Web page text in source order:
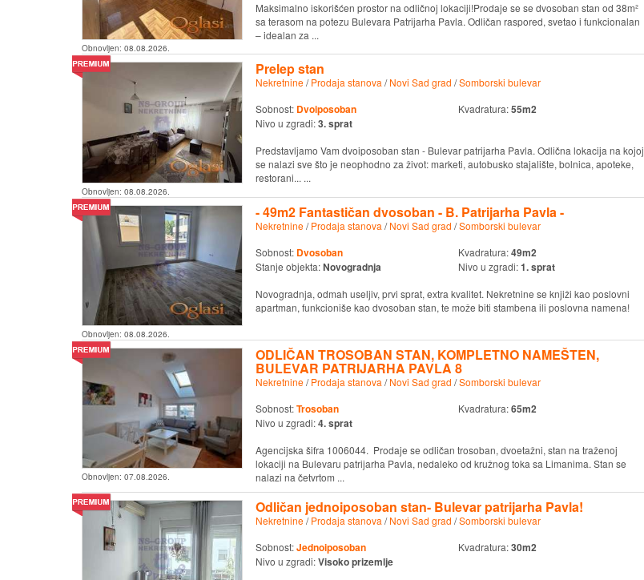
Obnovljen: 08.08.2026.
Maksimalno iskorišćen prostor na odličnoj lokaciji!Prodaje se se dvosoban stan od 38m²
sa terasom na potezu Bulevara Patrijarha Pavla. Odličan raspored, svetao i funkcionalan
– idealan za ...
Obnovljen: 08.08.2026.
Prelep stan
Nekretnine/Prodaja stanova /Novi Sad grad /Somborski bulevar
Sobnost: Dvoiposoban Kvadratura:55m2
Nivo u zgradi:3. sprat
Predstavljamo Vam dvoiposoban stan - Bulevar patrijarha Pavla. Odlična lokacija na kojoj
se nalazi sve što je neophodno za život: marketi, autobusko stajalište, bolnica, apoteke,
restorani... ...
Obnovljen: 08.08.2026.
- 49m2 Fantastičan dvosoban - B. Patrijarha Pavla -
Nekretnine/Prodaja stanova /Novi Sad grad /Somborski bulevar
Sobnost: Dvosoban Kvadratura:49m2
Stanje objekta:Novogradnja Nivo u zgradi:1. sprat
Novogradnja, odmah useljiv, prvi sprat, extra kvalitet. Nekretnine se knjiži kao poslovni
apartman, funkcioniše kao dvosoban stan, te može biti stambena ili poslovna namena!
Obnovljen: 07.08.2026.
ODLIČAN TROSOBAN STAN, KOMPLETNO NAMEŠTEN,
BULEVAR PATRIJARHA PAVLA 8
Nekretnine/Prodaja stanova /Novi Sad grad /Somborski bulevar
Sobnost:Trosoban Kvadratura:65m2
Nivo u zgradi:4. sprat
Agencijska šifra 1006044. Prodaje se odličan trosoban, dvoetažni, stan na traženoj
lokaciji na Bulevaru patrijarha Pavla, nedaleko od kružnog toka sa Limanima. Stan se
nalazi na četvrtom ...
Odličan jednoiposoban stan- Bulevar patrijarha Pavla!
Nekretnine/Prodaja stanova /Novi Sad grad /Somborski bulevar
Sobnost:Jednoiposoban Kvadratura:30m2
Nivo u zgradi:Visoko prizemlje